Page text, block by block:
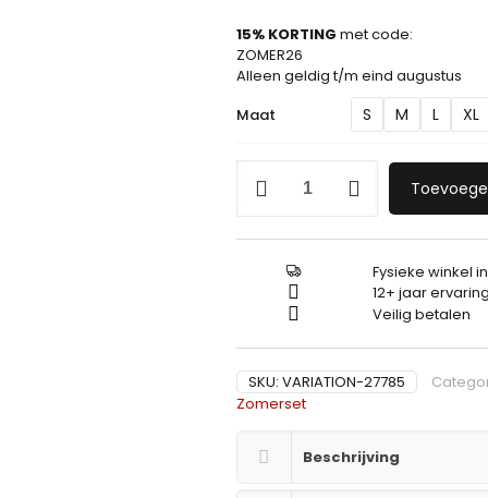
15% KORTING met code:
ZOMER26
Alleen geldig t/m eind augustus
Maat
S M L XL
van
aantal
Fysieke winkel
12+ jaar
Veilig betalen
SKU: VARIATION-27785
Zomerset
Beschrijving